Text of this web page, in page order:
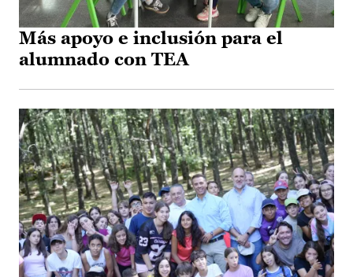
Más apoyo e inclusión para el
alumnado con TEA